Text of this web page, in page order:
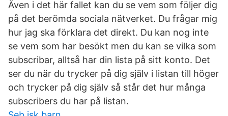
Även i det här fallet kan du se vem som följer dig
på det berömda sociala nätverket. Du frågar mig
hur jag ska förklara det direkt. Du kan nog inte
se vem som har besökt men du kan se vilka som
subscribar, alltså har din lista på sitt konto. Det
ser du när du trycker på dig själv i listan till höger
och trycker på dig själv så står det hur många
subscribers du har på listan.